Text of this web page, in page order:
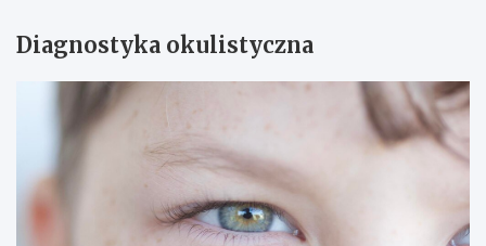
Diagnostyka okulistyczna